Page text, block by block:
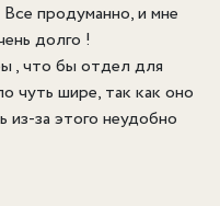
продуманно, и мне
долго !
, что бы отдел для
чуть шире, так как оно
из-за этого неудобно